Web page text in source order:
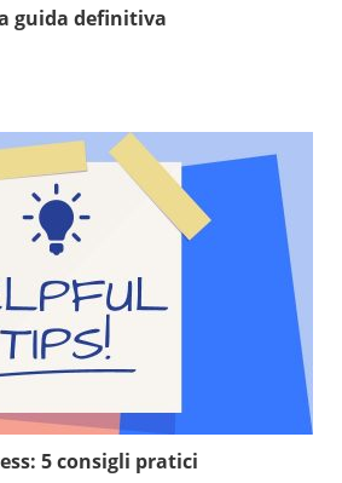
guida definitiva
5 consigli pratici